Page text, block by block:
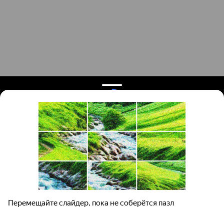
Поиск запчастей
Для автокомпаний
Авторазборки
О проекте
Помощь
Карта сайта